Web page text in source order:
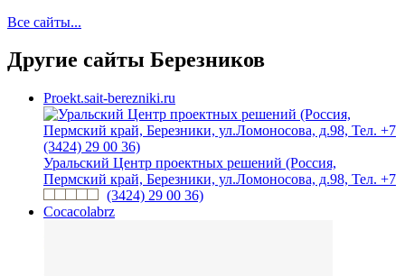
Все сайты...
Другие сайты Березников
Proekt.sait-berezniki.ru
Уральский Центр проектных решений (Россия,
Пермский край, Березники, ул.Ломоносова, д.98, Тел. +7
(3424) 29 00 36)
Cocacolabrz